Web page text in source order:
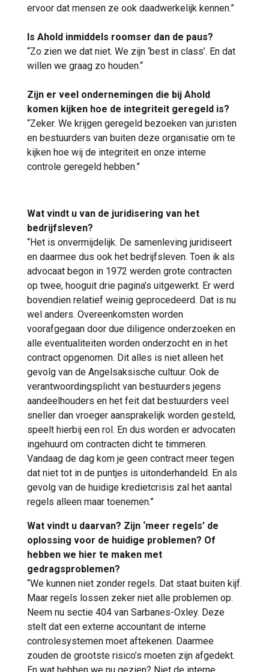
ervoor dat mensen ze ook daadwerkelijk kennen.”
Is Ahold inmiddels roomser dan de paus?
“Zo zien we dat niet. We zijn ‘best in class’. En dat
willen we graag zo houden.“
Zijn er veel ondernemingen die bij Ahold
komen kijken hoe de integriteit geregeld is?
“Zeker. We krijgen geregeld bezoeken van juristen
en bestuurders van buiten deze organisatie om te
kijken hoe wij de integriteit en onze interne
controle geregeld hebben.”
Wat vindt u van de juridisering van het
bedrijfsleven?
“Het is onvermijdelijk. De samenleving juridiseert
en daarmee dus ook het bedrijfsleven. Toen ik als
advocaat begon in 1972 werden grote contracten
op twee, hooguit drie pagina’s uitgewerkt. Er werd
bovendien relatief weinig geprocedeerd. Dat is nu
wel anders. Overeenkomsten worden
voorafgegaan door due diligence onderzoeken en
alle eventualiteiten worden onderzocht en in het
contract opgenomen. Dit alles is niet alleen het
gevolg van de Angelsaksische cultuur. Ook de
verantwoordingsplicht van bestuurders jegens
aandeelhouders en het feit dat bestuurders veel
sneller dan vroeger aansprakelijk worden gesteld,
speelt hierbij een rol. En dus worden er advocaten
ingehuurd om contracten dicht te timmeren.
Vandaag de dag kom je geen contract meer tegen
dat niet tot in de puntjes is uitonderhandeld. En als
gevolg van de huidige kredietcrisis zal het aantal
regels alleen maar toenemen.”
Wat vindt u daarvan? Zijn ‘meer regels’ de
oplossing voor de huidige problemen? Of
hebben we hier te maken met
gedragsproblemen?
“We kunnen niet zonder regels. Dat staat buiten kijf.
Maar regels lossen zeker niet alle problemen op.
Neem nu sectie 404 van Sarbanes-Oxley. Deze
stelt dat een externe accountant de interne
controlesystemen moet aftekenen. Daarmee
zouden de grootste risico’s moeten zijn afgedekt.